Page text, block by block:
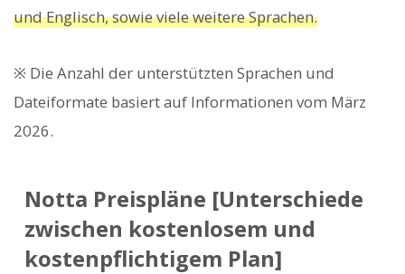
und Englisch, sowie viele weitere Sprachen.
※ Die Anzahl der unterstützten Sprachen und
Dateiformate basiert auf Informationen vom März
2026.
Notta Preispläne [Unterschiede
zwischen kostenlosem und
kostenpflichtigem Plan]